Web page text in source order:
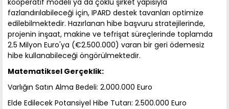
kooperatif modeli ya da çoklu şirket yapısıyla
fazlandırılabileceği için, IPARD destek tavanları optimize
edilebilmektedir. Hazırlanan hibe başvuru stratejilerinde,
projenin inşaat, makine ve tefrişat süreçlerinde toplamda
2.5 Milyon Euro'ya (€2.500.000) varan bir geri ödemesiz
hibe kullanabileceği öngörülmektedir.
Matematiksel Gerçeklik:
Varlığın Satın Alma Bedeli: 2.000.000 Euro
Elde Edilecek Potansiyel Hibe Tutarı: 2.500.000 Euro